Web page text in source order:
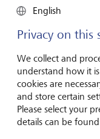
Ist
Asphalt,
und Tiere denn je
gute Nachricht
Anlagen dagegen
English
Privacy on this
We collect and
understand how it
cookies are
and store certain
Please select your
details can be